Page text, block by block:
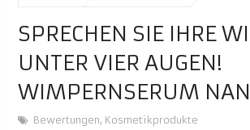
SPRECHEN SIE IHRE
UNTER VIER AUGEN!
WIMPERNSERUM
Bewertungen, Kosmetikprodukte